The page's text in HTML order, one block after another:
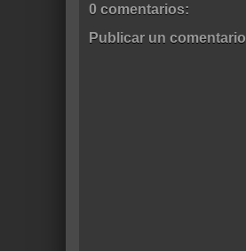
0 comentarios:
Publicar un comentario